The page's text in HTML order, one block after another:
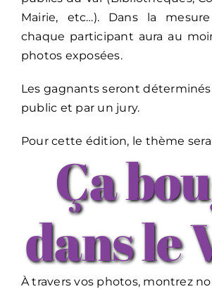
Mairie, etc…). Dans la
chaque participant aura au
photos exposées.
Les gagnants seront
public et par un jury.
Pour cette édition, le thème
Ça
dans le
À travers vos photos, montrez